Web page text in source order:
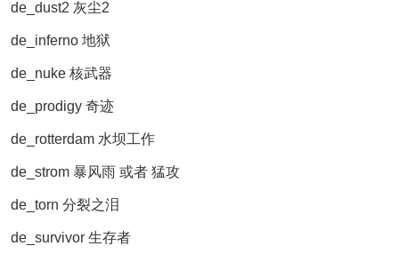
de_dust2 灰尘2
de_inferno 地狱
de_nuke 核武器
de_prodigy 奇迹
de_rotterdam 水坝工作
de_strom 暴风雨 或者 猛攻
de_torn 分裂之泪
de_survivor 生存者